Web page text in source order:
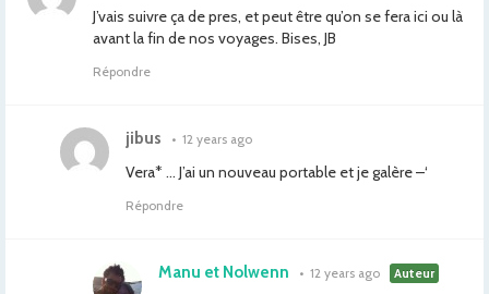
J’vais suivre ça de pres, et peut être qu’on se fera ici ou là
avant la fin de nos voyages. Bises, JB
Répondre
jibus • 12 years ago
Vera* … J’ai un nouveau portable et je galère –‘
Répondre
Manu et Nolwenn • 12 years ago Auteur